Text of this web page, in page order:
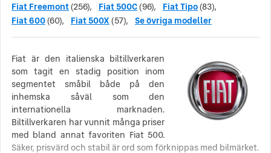
Fiat Freemont(256), Fiat 500C(96), Fiat Tipo(83),
Fiat 600(60), Fiat 500X (57), Se övriga modeller
Fiat är den italienska biltillverkaren
som tagit en stadig position inom
segmentet småbil både på den
inhemska såväl som den
internationella marknaden.
Biltillverkaren har vunnit många priser
med bland annat favoriten Fiat 500.
Säker, prisvärd och stabil är ord som förknippas med bilmärket.